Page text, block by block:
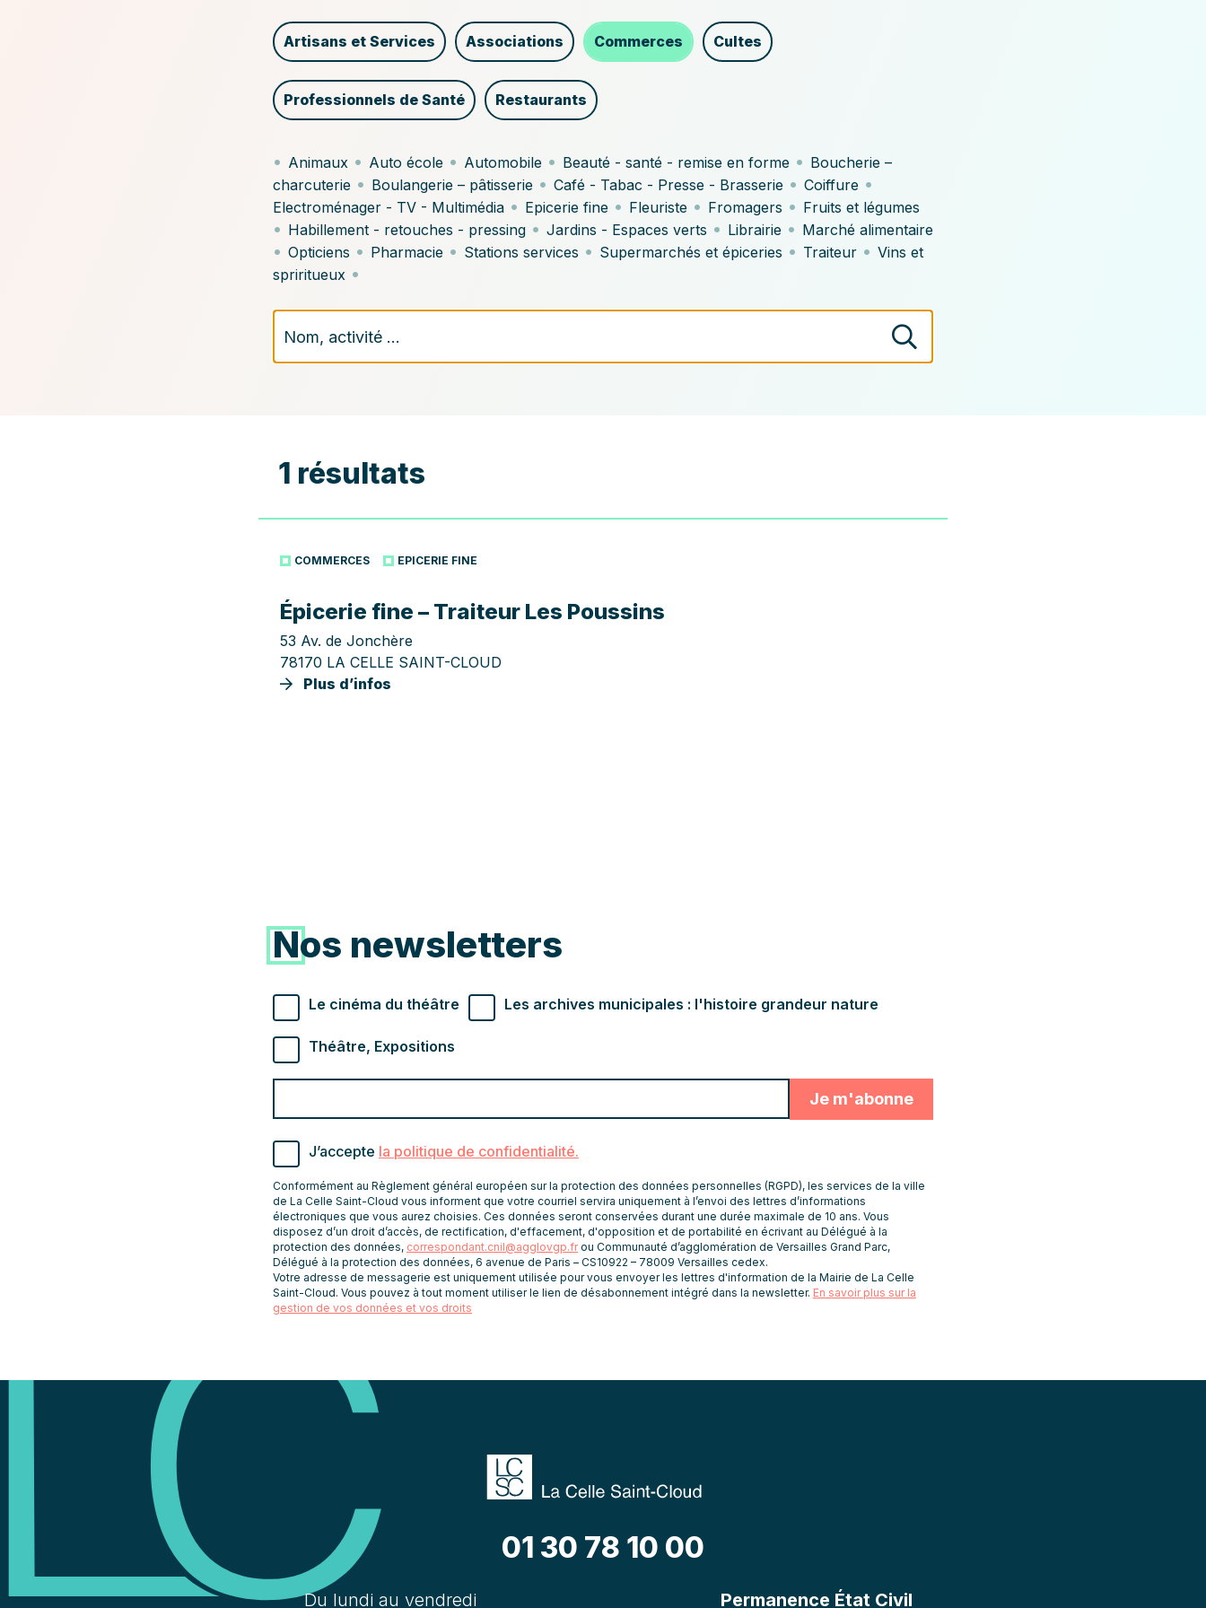
service
ou
le
produit
dans
nos
annuaires.
Artisans et Services Associations Commerces Cultes
Professionnels de Santé Restaurants
• Animaux • Auto école • Automobile • Beauté - santé - remise en forme • Boucherie –
charcuterie • Boulangerie – pâtisserie • Café - Tabac - Presse - Brasserie • Coiffure •
Electroménager - TV - Multimédia • Epicerie fine • Fleuriste • Fromagers • Fruits et légumes
• Habillement - retouches - pressing • Jardins - Espaces verts • Librairie • Marché alimentaire
• Opticiens • Pharmacie • Stations services • Supermarchés et épiceries • Traiteur • Vins et
spriritueux •
1 résultats
COMMERCES EPICERIE FINE
Épicerie fine – Traiteur Les Poussins
53 Av. de Jonchère
78170 LA CELLE SAINT-CLOUD
Plus d’infos
Nos newsletters
Types de newsletter souhaités
Le cinéma du théâtre Les archives municipales : l'histoire grandeur nature
Théâtre, Expositions
recevoir
les
newsletters
J’accepte la politique de confidentialité.
Conformément au Règlement général européen sur la protection des données personnelles (RGPD), les services de la ville
de La Celle Saint-Cloud vous informent que votre courriel servira uniquement à l’envoi des lettres d’informations
électroniques que vous aurez choisies. Ces données seront conservées durant une durée maximale de 10 ans. Vous
disposez d’un droit d’accès, de rectification, d'effacement, d'opposition et de portabilité en écrivant au Délégué à la
protection des données, correspondant.cnil@agglovgp.frou Communauté d’agglomération de Versailles Grand Parc,
Délégué à la protection des données, 6 avenue de Paris – CS10922 – 78009 Versailles cedex.
Votre adresse de messagerie est uniquement utilisée pour vous envoyer les lettres d'information de la Mairie de La Celle
Saint-Cloud. Vous pouvez à tout moment utiliser le lien de désabonnement intégré dans la newsletter. En savoir plus sur la
gestion de vos données et vos droits
01 30 78 10 00
Du lundi au vendredi Permanence État Civil